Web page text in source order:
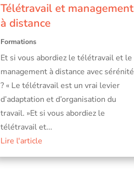
Télétravail et management
à distance
Formations
Et si vous abordiez le télétravail et le
management à distance avec sérénité
? « Le télétravail est un vrai levier
d’adaptation et d’organisation du
travail. »Et si vous abordiez le
télétravail et...
Lire l'article